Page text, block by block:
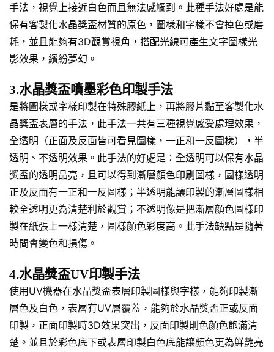
手法，視覺上接近白色而且無法感觸到。此種手法好處是能
保有客製化水晶獎盃材質的原色，圖樣和字樣不會掉色或磨
耗，並且能夠有3D觀賞視角，搭配光線可產生文字圖樣光
影效果，繽紛夢幻。
3.水晶獎盃噴墨彩色印製手法
是將圖樣或字樣印製在特殊膠紙上，再將膠片黏至客製化水
晶獎盃表層的手法，此手法一共有三種視覺感受處理效果，
全透明（正面及反面皆可看見圖樣，一正和一反圖樣），半
透明、不透明效果。此手法的好處是：全透明可以保有水晶
獎盃的透明晶亮，且可以得到漸層顏色印刷圖樣，圖樣透明
正及反面有一正和一反圖樣；半透明能讓印製的漸層圖樣相
較全透明更為清楚利於觀賞；不透明像是把漸層顏色圖樣印
製在紙張上一樣清楚，圖樣顏色彩度高。此手法缺點是隨著
時間會變色和損傷。
4.水晶獎盃UV印製手法
使用UV機器在水晶獎盃表層印製圖樣與字樣，能夠印製漸
層色及白色，表層有UV層覆蓋，能夠於水晶獎盃正或反面
印製，正面印製時3D效果突出，反面印製則色顏色飽滿清
楚。並且於彩色底下或表層印製白色底能讓顏色更為鮮艷亮